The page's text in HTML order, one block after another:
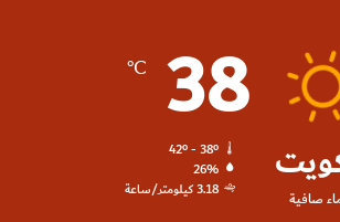
صافية
38
℃
42º - 38º
26%
3.18 كيلومتر/ساعة